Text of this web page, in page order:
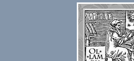
Перейти к основному содержанию